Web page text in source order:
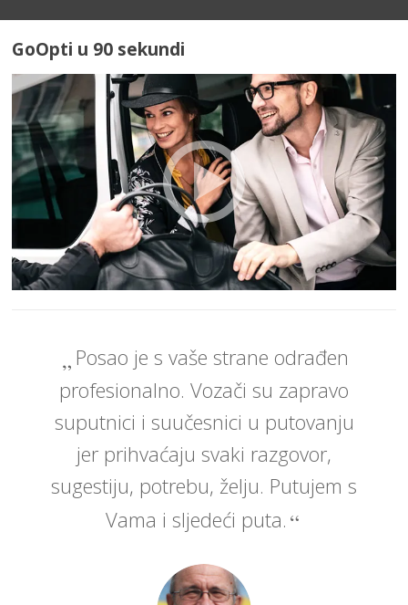
GoOpti u 90 sekundi
Posao je s vaše strane odrađen
profesionalno. Vozači su zapravo
suputnici i suučesnici u putovanju
jer prihvaćaju svaki razgovor,
sugestiju, potrebu, želju. Putujem s
Vama i sljedeći puta.